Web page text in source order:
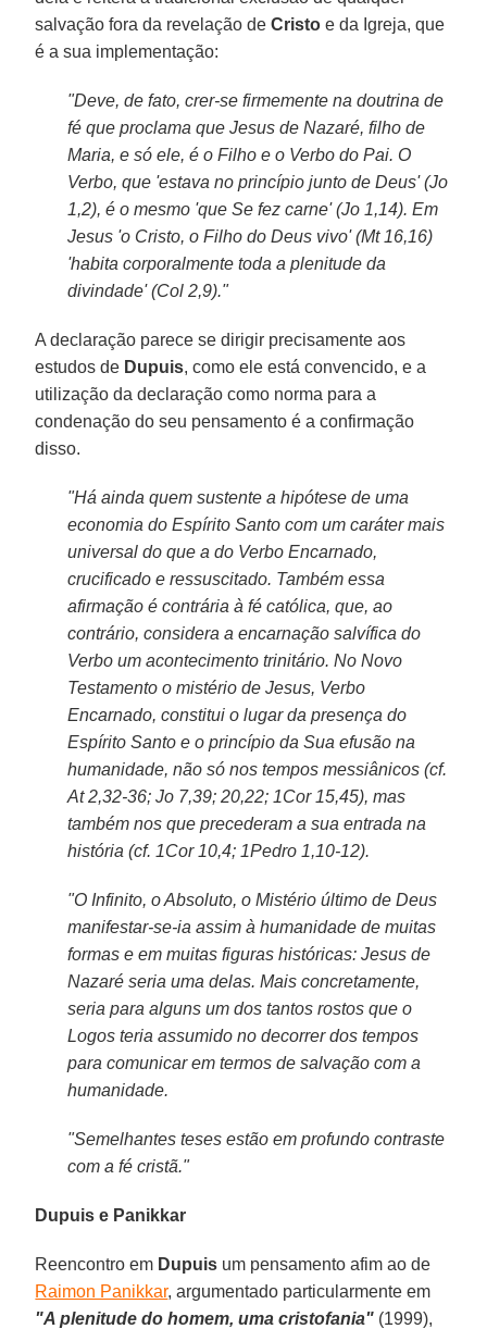
salvação fora da revelação deCristo e da Igreja, que
é a sua implementação:
"Deve, de fato, crer-se firmemente na doutrina de
fé que proclama que Jesus de Nazaré, filho de
Maria, e só ele, é o Filho e o Verbo do Pai. O
Verbo, que 'estava no princípio junto de Deus' (Jo
1,2), é o mesmo 'que Se fez carne' (Jo 1,14). Em
Jesus 'o Cristo, o Filho do Deus vivo' (Mt 16,16)
'habita corporalmente toda a plenitude da
divindade' (Col 2,9)."
A declaração parece se dirigir precisamente aos
estudos de Dupuis, como ele está convencido, e a
utilização da declaração como norma para a
condenação do seu pensamento é a confirmação
disso.
"Há ainda quem sustente a hipótese de uma
economia do Espírito Santo com um caráter mais
universal do que a do Verbo Encarnado,
crucificado e ressuscitado. Também essa
afirmação é contrária à fé católica, que, ao
contrário, considera a encarnação salvífica do
Verbo um acontecimento trinitário. No Novo
Testamento o mistério de Jesus, Verbo
Encarnado, constitui o lugar da presença do
Espírito Santo e o princípio da Sua efusão na
humanidade, não só nos tempos messiânicos (cf.
At 2,32-36; Jo 7,39; 20,22; 1Cor 15,45), mas
também nos que precederam a sua entrada na
história (cf. 1Cor 10,4; 1Pedro 1,10-12).
"O Infinito, o Absoluto, o Mistério último de Deus
manifestar-se-ia assim à humanidade de muitas
formas e em muitas figuras históricas: Jesus de
Nazaré seria uma delas. Mais concretamente,
seria para alguns um dos tantos rostos que o
Logos teria assumido no decorrer dos tempos
para comunicar em termos de salvação com a
humanidade.
"Semelhantes teses estão em profundo contraste
com a fé cristã."
Dupuis e Panikkar
Reencontro em Dupuis um pensamento afim ao de
Raimon Panikkar, argumentado particularmente em
"A plenitude do homem, uma cristofania" (1999),